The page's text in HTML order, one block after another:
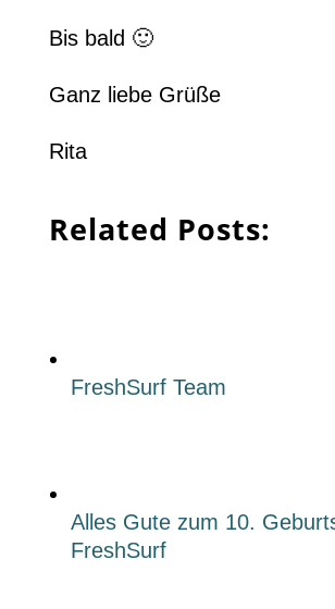
Bis bald 🙂
Ganz liebe Grüße
Rita
Related Posts:
FreshSurf Team
Alles Gute zum 10.
FreshSurf